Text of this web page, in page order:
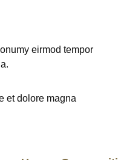
eirmod tempor
et dolore magna